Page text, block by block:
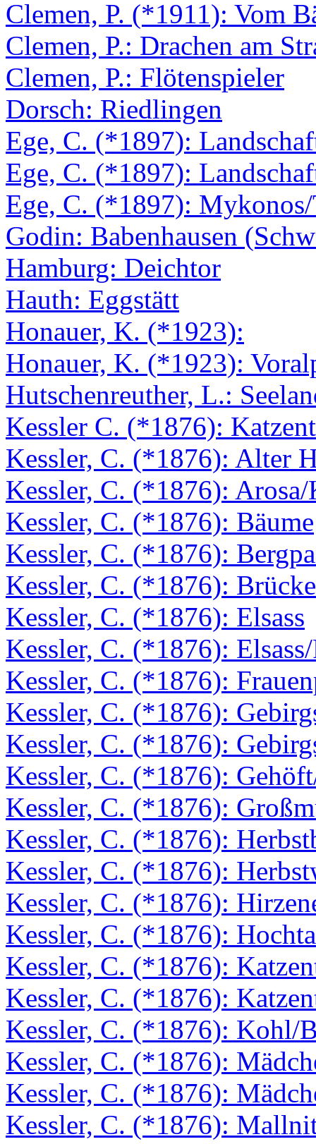
Clemen, P. (*1911): Vom
Clemen, P.: Drachen am
Clemen, P.: Flötenspieler
Dorsch: Riedlingen
Ege, C. (*1897):
Ege, C. (*1897):
Ege, C. (*1897):
Godin: Babenhausen
Hamburg: Deichtor
Hauth: Eggstätt
Honauer, K. (*1923):
Honauer, K. (*1923):
Hutschenreuther, L.:
Kessler C. (*1876):
Kessler, C. (*1876): Alter
Kessler, C. (*1876):
Kessler, C. (*1876): Bäume
Kessler, C. (*1876):
Kessler, C. (*1876): Brücke
Kessler, C. (*1876): Elsass
Kessler, C. (*1876):
Kessler, C. (*1876):
Kessler, C. (*1876):
Kessler, C. (*1876):
Kessler, C. (*1876):
Kessler, C. (*1876):
Kessler, C. (*1876):
Kessler, C. (*1876):
Kessler, C. (*1876):
Kessler, C. (*1876):
Kessler, C. (*1876):
Kessler, C. (*1876):
Kessler, C. (*1876): Kohl/
Kessler, C. (*1876):
Kessler, C. (*1876):
Kessler, C. (*1876):